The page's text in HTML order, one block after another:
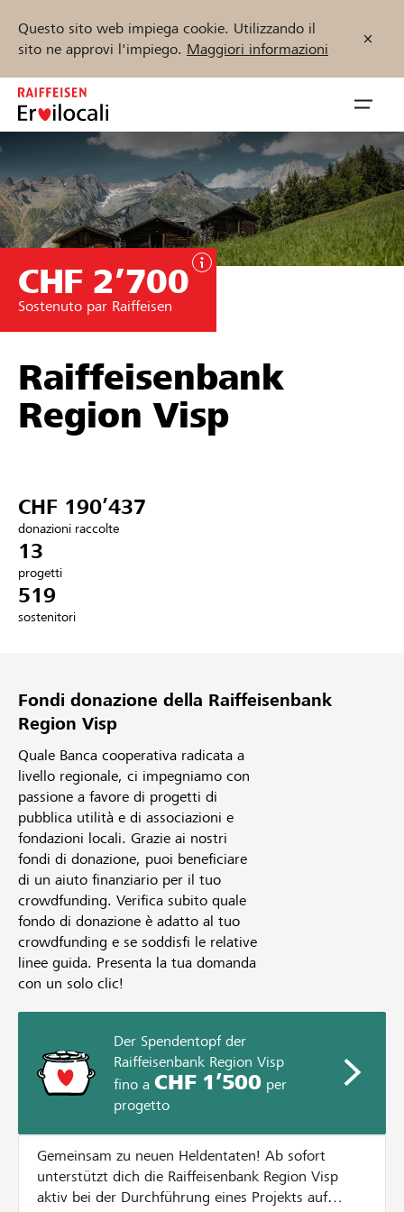
Questo sito web impiega cookie. Utilizzando il
sito ne approvi l'impiego. Maggiori informazioni
Zum
Inhalt
springen
öffnen
Sostenere
Aiuto & supporto
Partner / Banche Raiffeisen
Collegarsi
Registrazione
Trova progetti e organizzazioni
Inizia ora
CHF 2’700
Sostenuto par Raiffeisen
Raiffeisenbank
Region Visp
CHF 190’437
donazioni raccolte
13
progetti
519
sostenitori
Fondi donazione della Raiffeisenbank
Region Visp
Quale Banca cooperativa radicata a
livello regionale, ci impegniamo con
passione a favore di progetti di
pubblica utilità e di associazioni e
fondazioni locali. Grazie ai nostri
fondi di donazione, puoi beneficiare
di un aiuto finanziario per il tuo
crowdfunding. Verifica subito quale
fondo di donazione è adatto al tuo
crowdfunding e se soddisfi le relative
linee guida. Presenta la tua domanda
con un solo clic!
Der Spendentopf der
Raiffeisenbank Region Visp
fino a CHF 1’500per
progetto
Gemeinsam zu neuen Heldentaten! Ab sofort
unterstützt dich die Raiffeisenbank Region Visp
aktiv bei der Durchführung eines Projekts auf